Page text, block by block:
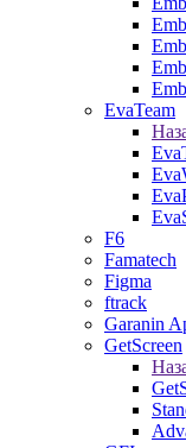
EvaTeam
F6
Famatech
Figma
ftrack
Garanin
GetScreen